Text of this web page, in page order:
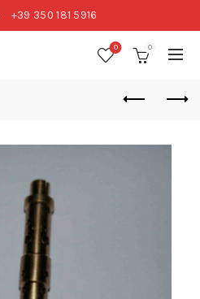
+39 350 181 5916
0 0